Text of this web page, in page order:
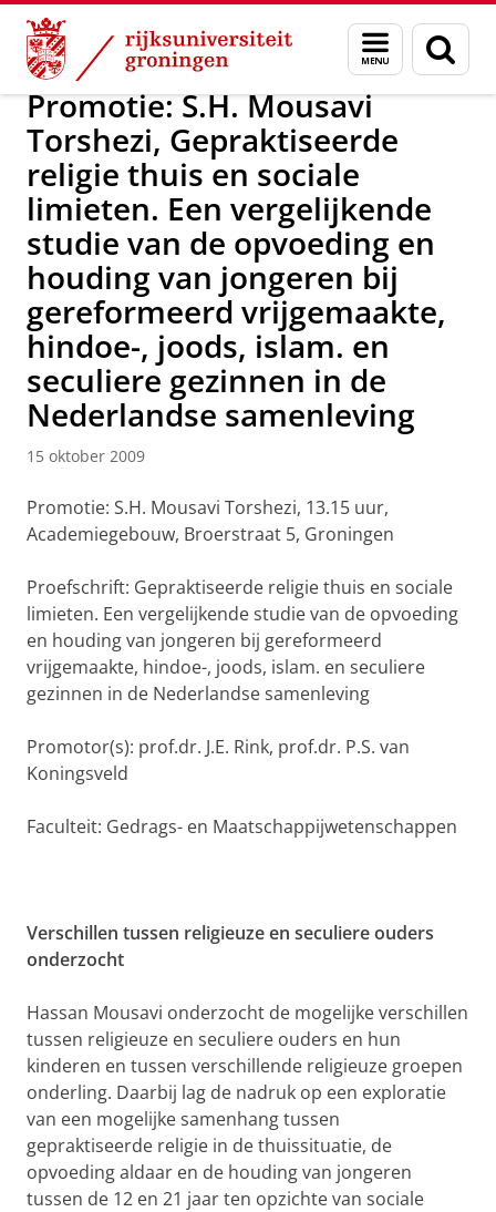
Skip
Content
Skip
Navigation
Menu
en
zoeken
Over ons Actueel Nieuws Nieuwsberichten
Promotie: S.H. Mousavi
Torshezi, Gepraktiseerde
religie thuis en sociale
limieten. Een vergelijkende
studie van de opvoeding en
houding van jongeren bij
gereformeerd vrijgemaakte,
hindoe-, joods, islam. en
seculiere gezinnen in de
Nederlandse samenleving
15 oktober 2009
Promotie: S.H. Mousavi Torshezi, 13.15 uur,
Academiegebouw, Broerstraat 5, Groningen
Proefschrift: Gepraktiseerde religie thuis en sociale
limieten. Een vergelijkende studie van de opvoeding
en houding van jongeren bij gereformeerd
vrijgemaakte, hindoe-, joods, islam. en seculiere
gezinnen in de Nederlandse samenleving
Promotor(s): prof.dr. J.E. Rink, prof.dr. P.S. van
Koningsveld
Faculteit: Gedrags- en Maatschappijwetenschappen
Verschillen tussen religieuze en seculiere ouders
onderzocht
Hassan Mousavi onderzocht de mogelijke verschillen
tussen religieuze en seculiere ouders en hun
kinderen en tussen verschillende religieuze groepen
onderling. Daarbij lag de nadruk op een exploratie
van een mogelijke samenhang tussen
gepraktiseerde religie in de thuissituatie, de
opvoeding aldaar en de houding van jongeren
tussen de 12 en 21 jaar ten opzichte van sociale